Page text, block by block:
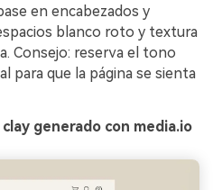
en encabezados y
blanco roto y textura
Consejo: reserva el tono
para que la página se sienta
generado con media.io